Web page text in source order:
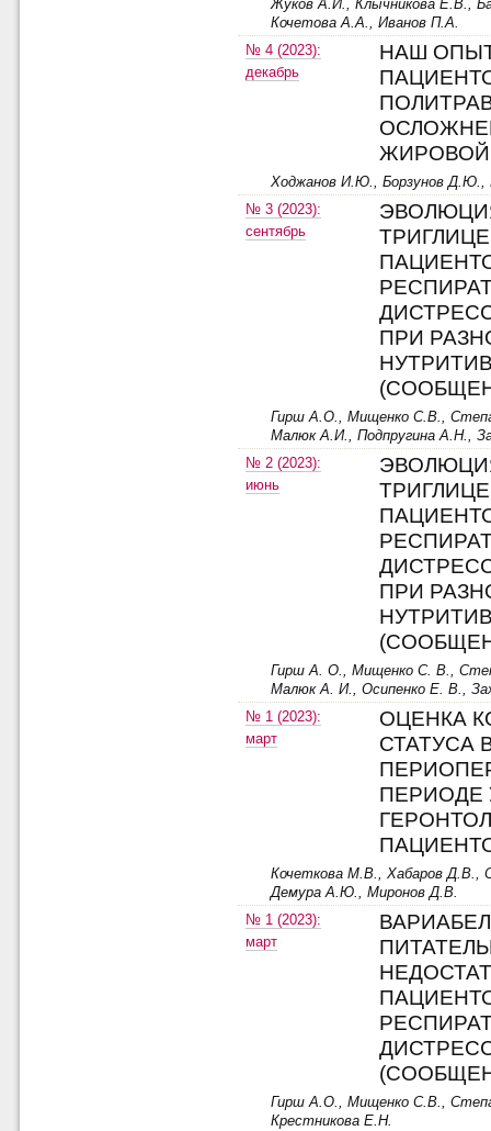
Жуков А.И., Клычникова Е.В.,
Кочетова А.А., Иванов П.А.
№ 4 (2023):
декабрь
НАШ
Ходжанов И.Ю., Борзунов
№ 3 (2023):
сентябрь
ПРИ
Гирш А.О., Мищенко С.В.,
Малюк А.И., Подпругина А.Н.,
№ 2 (2023):
июнь
ПРИ
Гирш А. О., Мищенко С. В.,
Малюк А. И., Осипенко Е. В.,
№ 1 (2023):
март
ОЦЕНКА
СТАТУСА
ПЕРИОДЕ
Кочеткова М.В., Хабаров
Демура А.Ю., Миронов Д.В.
№ 1 (2023):
март
Гирш А.О., Мищенко С.В.,
Крестникова Е.Н.